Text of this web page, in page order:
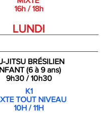
16h / 18h
LUNDI
JITSU BRÉSILIEN
(6 à 9 ans)
9h30 / 10h30
K1
TOUT NIVEAU
10H / 11H